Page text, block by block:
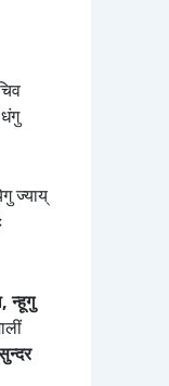
ज्याय्
न्हूगु